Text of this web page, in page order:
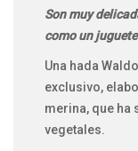
Son muy
como un
Una hada
exclusivo,
merina, que ha
vegetales.